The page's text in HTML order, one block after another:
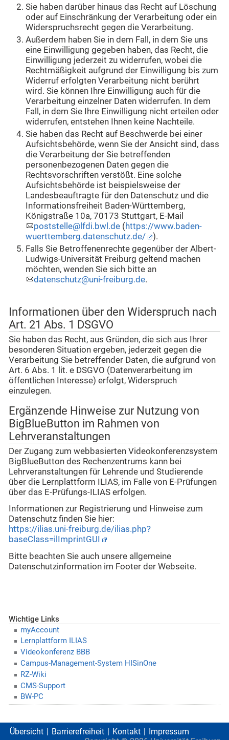
Sie haben darüber hinaus das Recht auf Löschung
oder auf Einschränkung der Verarbeitung oder ein
Widerspruchsrecht gegen die Verarbeitung.
Außerdem haben Sie in dem Fall, in dem Sie uns
eine Einwilligung gegeben haben, das Recht, die
Einwilligung jederzeit zu widerrufen, wobei die
Rechtmäßigkeit aufgrund der Einwilligung bis zum
Widerruf erfolgten Verarbeitung nicht berührt
wird. Sie können Ihre Einwilligung auch für die
Verarbeitung einzelner Daten widerrufen. In dem
Fall, in dem Sie Ihre Einwilligung nicht erteilen oder
widerrufen, entstehen Ihnen keine Nachteile.
Sie haben das Recht auf Beschwerde bei einer
Aufsichtsbehörde, wenn Sie der Ansicht sind, dass
die Verarbeitung der Sie betreffenden
personenbezogenen Daten gegen die
Rechtsvorschriften verstößt. Eine solche
Aufsichtsbehörde ist beispielsweise der
Landesbeauftragte für den Datenschutz und die
Informationsfreiheit Baden-Württemberg,
Königstraße 10a, 70173 Stuttgart, E-Mail
poststelle@lfdi.bwl.de (https://www.baden-
wuerttemberg.datenschutz.de/
).
Falls Sie Betroffenenrechte gegenüber der Albert-
Ludwigs-Universität Freiburg geltend machen
möchten, wenden Sie sich bitte an
datenschutz@uni-freiburg.de.
Informationen über den Widerspruch nach
Art. 21 Abs. 1 DSGVO
Sie haben das Recht, aus Gründen, die sich aus Ihrer
besonderen Situation ergeben, jederzeit gegen die
Verarbeitung Sie betreffender Daten, die aufgrund von
Art. 6 Abs. 1 lit. e DSGVO (Datenverarbeitung im
öffentlichen Interesse) erfolgt, Widerspruch
einzulegen.
Ergänzende Hinweise zur Nutzung von
BigBlueButton im Rahmen von
Lehrveranstaltungen
Der Zugang zum webbasierten Videokonferenzsystem
BigBlueButton des Rechenzentrums kann bei
Lehrveranstaltungen für Lehrende und Studierende
über die Lernplattform ILIAS, im Falle von E-Prüfungen
über das E-Prüfungs-ILIAS erfolgen.
Informationen zur Registrierung und Hinweise zum
Datenschutz finden Sie hier:
https://ilias.uni-freiburg.de/ilias.php?
baseClass=ilImprintGUI
Bitte beachten Sie auch unsere allgemeine
Datenschutzinformation im Footer der Webseite.
Wichtige Links
myAccount
Lernplattform ILIAS
Videokonferenz BBB
Campus-Management-System HISinOne
RZ-Wiki
CMS-Support
BW-PC
Übersicht Barrierefreiheit Kontakt
Impressum